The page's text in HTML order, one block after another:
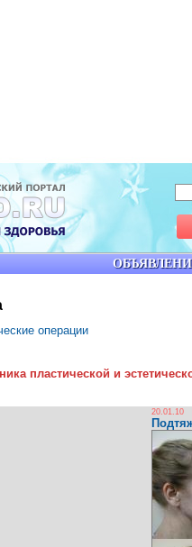
операции
пластической и
20.01.10